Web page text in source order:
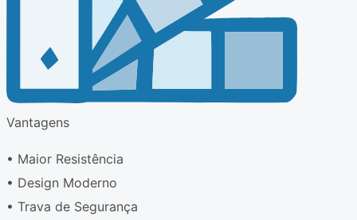
Vantagens
• Maior Resistência
• Design Moderno
• Trava de Segurança